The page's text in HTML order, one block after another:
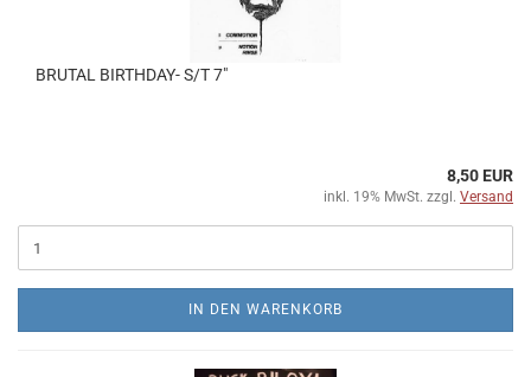
BRUTAL BIRTHDAY- S/T 7"
8,50 EUR
inkl. 19% MwSt. zzgl. Versand
IN DEN WARENKORB